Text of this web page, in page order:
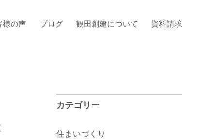
様の声 ブログ 観田創建について 資料請求
カテゴリー
住まいづくり